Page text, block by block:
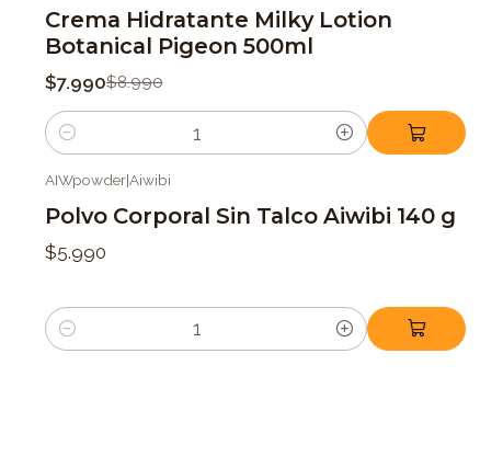
Crema Hidratante Milky Lotion
Botanical Pigeon 500ml
$7.990$8.990
Cantidad
AIWpowder|Aiwibi
Polvo Corporal Sin Talco Aiwibi 140 g
$5.990
Cantidad